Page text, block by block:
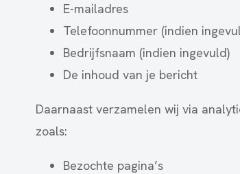
E-mailadres
Telefoonnummer (indien
Bedrijfsnaam (indien ingevuld)
De inhoud van je bericht
Daarnaast verzamelen wij via
zoals:
Bezochte pagina’s